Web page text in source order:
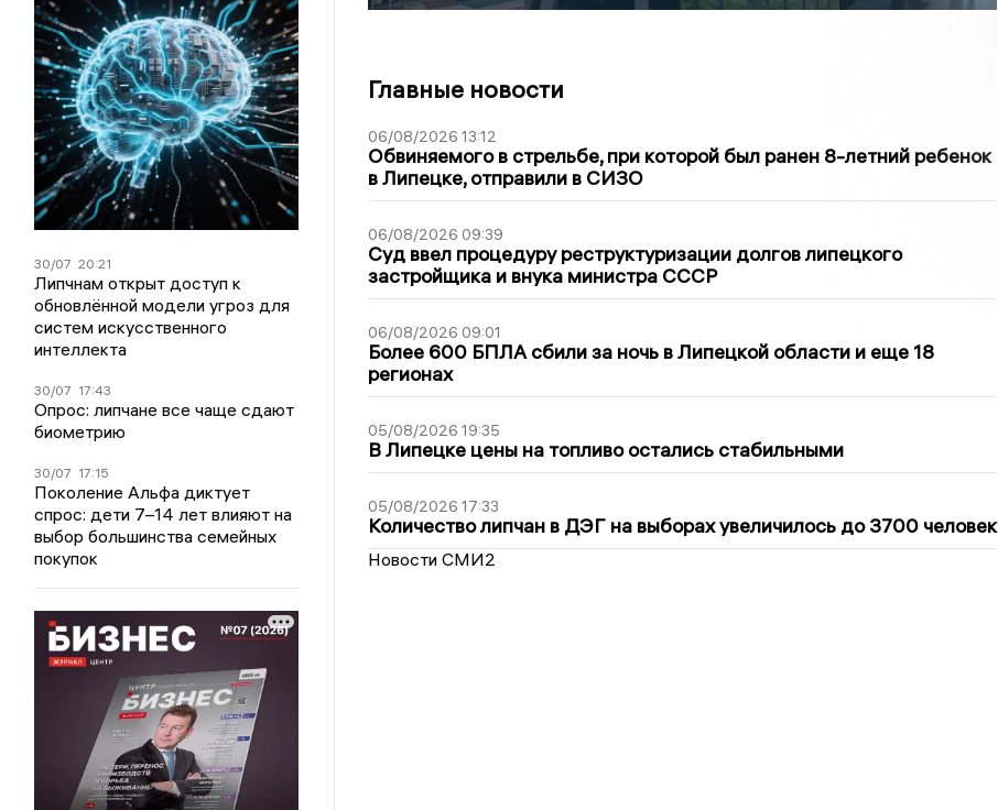
30/07 20:21
Липчнам открыт доступ к
обновлённой модели угроз для
систем искусственного
интеллекта
30/07 17:43
Опрос: липчане все чаще сдают
биометрию
30/07 17:15
Поколение Альфа диктует
спрос: дети 7–14 лет влияют на
выбор большинства семейных
покупок
Главные новости
06/08/2026 13:12
Обвиняемого в стрельбе, при которой был ранен 8-летний ребенок
в Липецке, отправили в СИЗО
06/08/2026 09:39
Суд ввел процедуру реструктуризации долгов липецкого
застройщика и внука министра СССР
06/08/2026 09:01
Более 600 БПЛА сбили за ночь в Липецкой области и еще 18
регионах
05/08/2026 19:35
В Липецке цены на топливо остались стабильными
05/08/2026 17:33
Количество липчан в ДЭГ на выборах увеличилось до 3700 человек
Новости СМИ2